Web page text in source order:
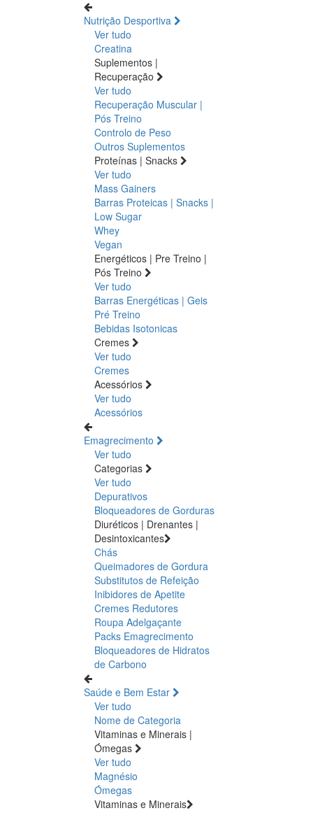
Nutrição Desportiva
Ver tudo
Creatina
Suplementos |
Recuperação
Ver tudo
Recuperação Muscular |
Pós Treino
Controlo de Peso
Outros Suplementos
Proteínas | Snacks
Ver tudo
Mass Gainers
Barras Proteicas | Snacks |
Low Sugar
Whey
Vegan
Energéticos | Pre Treino |
Pós Treino
Ver tudo
Barras Energéticas | Geis
Pré Treino
Bebidas Isotonicas
Cremes
Ver tudo
Cremes
Acessórios
Ver tudo
Acessórios
Emagrecimento
Ver tudo
Categorias
Ver tudo
Depurativos
Bloqueadores de Gorduras
Diuréticos | Drenantes |
Desintoxicantes
Chás
Queimadores de Gordura
Substitutos de Refeição
Inibidores de Apetite
Cremes Redutores
Roupa Adelgaçante
Packs Emagrecimento
Bloqueadores de Hidratos
de Carbono
Saúde e Bem Estar
Ver tudo
Nome de Categoria
Vitaminas e Minerais |
Ómegas
Ver tudo
Magnésio
Ómegas
Vitaminas e Minerais